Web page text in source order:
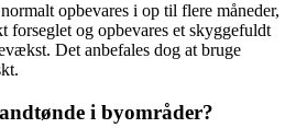
opbevares i op til flere måneder,
forseglet og opbevares et skyggefuldt
Det anbefales dog at bruge
i byområder?